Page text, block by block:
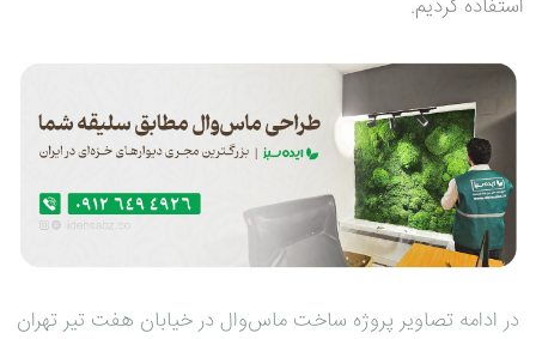
استفاده کردیم.
در ادامه تصاویر پروژه ساخت ماس‌وال در خیابان هفت تیر تهران